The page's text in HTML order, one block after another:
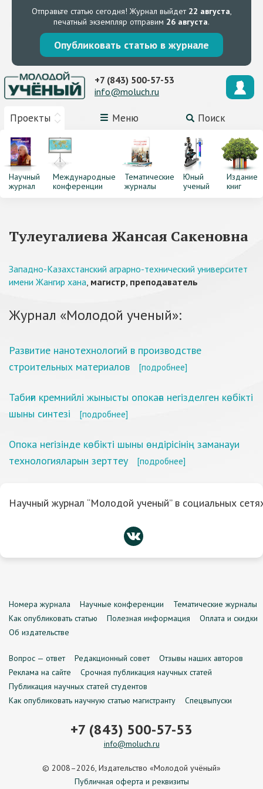
Отправьте статью сегодня! Журнал выйдет 22 августа,
печатный экземпляр отправим 26 августа.
Опубликовать статью в журнале
Проекты Меню Поиск
+7 (843) 500-57-53
info@moluch.ru
Научный
журнал
Международные
конференции
Тематические
журналы
Юный
ученый
Издание
книг
Тулеугалиева Жансая Сакеновна
Западно-Казахстанский аграрно-технический университет
имени Жангир хана, магистр, преподаватель
Журнал «Молодой ученый»:
Развитие нанотехнологий в производстве
строительных материалов
[подробнее]
Табиғи кремнийлі жынысты опокаға негізделген көбікті
шыны синтезі
[подробнее]
Опока негізінде көбікті шыны өндірісінің заманауи
технологияларын зерттеу
[подробнее]
Научный журнал “Молодой ученый” в социальных
Номера журнала Научные конференции
Тематические журналы
Как опубликовать статью
Полезная информация
Оплата и скидки
Об издательстве
Вопрос — ответ Редакционный совет
Отзывы наших авторов
Реклама на сайте
Срочная публикация научных статей
Публикация научных статей студентов
Как опубликовать научную статью магистранту
Спецвыпуски
+7 (843) 500-57-53
info@moluch.ru
© 2008–2026, Издательство «Молодой учёный»
Публичная оферта и реквизиты